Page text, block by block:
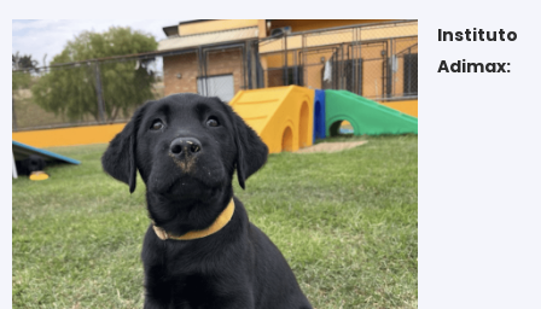
Instituto
Adimax: